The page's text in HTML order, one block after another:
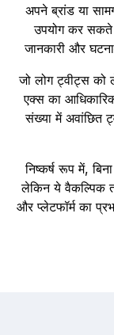
अपने ब्रांड या
उपयोग कर सकते
जानकारी और
जो लोग ट्वीट्स को
एक्स का
संख्या में अवांछित
निष्कर्ष रूप में,
लेकिन ये वैकल्पिक
और प्लेटफॉर्म का